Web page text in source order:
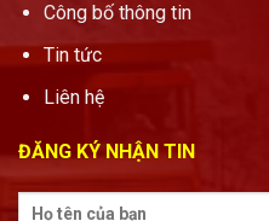
Công bố thông tin
Tin tức
Liên hệ
ĐĂNG KÝ NHẬN TIN